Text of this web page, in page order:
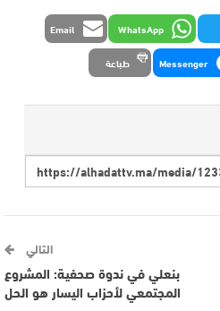
WhatsApp
Email
Messenger طباعة
التالي
بنعلي في ندوة صحفية: المشروع
المجتمعي لأحزاب اليسار هو الحل